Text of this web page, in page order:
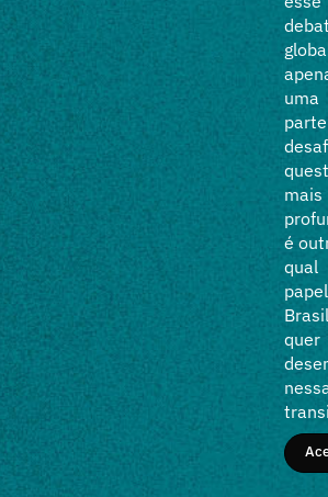
na
promoção
do setor
proteínas
focando
alcançados
áreas de
Engajamento
Corporativo,
Ciência e
Públicas.
uma
mais
é
qual
Brasil
quer